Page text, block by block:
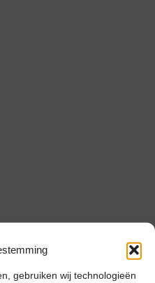
gebruiken wij technologieën